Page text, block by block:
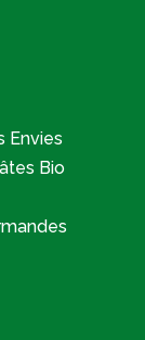
Envies
Bio